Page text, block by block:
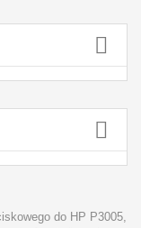
do HP P3005,